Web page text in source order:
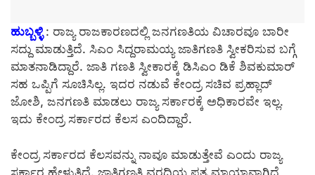
ಹುಬ್ಬಳ್ಳಿ : ರಾಜ್ಯ ರಾಜಕಾರಣದಲ್ಲಿ ಜನಗಣತಿಯ ವಿಚಾರವೂ ಬಾರೀ
ಸದ್ದು ಮಾಡುತ್ತಿದೆ. ಸಿಎಂ ಸಿದ್ದರಾಮಯ್ಯ ಜಾತಿಗಣತಿ ಸ್ವೀಕರಿಸುವ ಬಗ್ಗೆ
ಮಾತನಾಡಿದ್ದಾರೆ. ಜಾತಿ ಗಣತಿ ಸ್ವೀಕಾರಕ್ಕೆ ಡಿಸಿಎಂ ಡಿಕೆ ಶಿವಕುಮಾರ್
ಸಹ ಒಪ್ಪಿಗೆ ಸೂಚಿಸಿಲ್ಲ. ಇದರ ನಡುವೆ ಕೇಂದ್ರ ಸಚಿವ ಪ್ರಹ್ಲಾದ್
ಜೋಶಿ, ಜನಗಣತಿ ಮಾಡಲು ರಾಜ್ಯ ಸರ್ಕಾರಕ್ಕೆ ಅಧಿಕಾರವೇ ಇಲ್ಲ.
ಇದು ಕೇಂದ್ರ ಸರ್ಕಾರದ ಕೆಲಸ ಎಂದಿದ್ದಾರೆ.
ಕೇಂದ್ರ ಸರ್ಕಾರದ ಕೆಲಸವನ್ನು ನಾವೂ ಮಾಡುತ್ತೇವೆ ಎಂದು ರಾಜ್ಯ
ಸರ್ಕಾರ ಹೇಳುತ್ತಿದೆ. ಜಾತಿಗಣತಿ ವರದಿಯ ಪತ್ರ ಮಾಯಾವಾಗಿದೆ